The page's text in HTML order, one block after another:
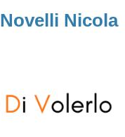
Novelli Nicola